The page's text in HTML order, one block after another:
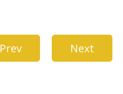
Prev Next